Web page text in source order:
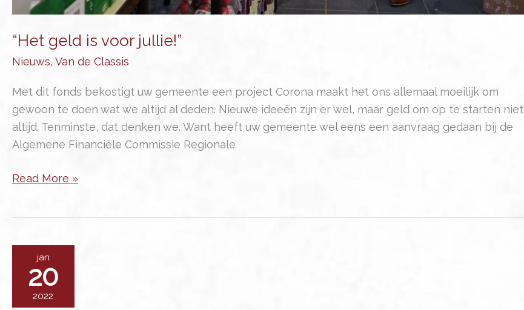
“Het geld is voor jullie!”
Nieuws, Van de Classis
Met dit fonds bekostigt uw gemeente een project Corona maakt het ons allemaal moeilijk om
gewoon te doen wat we altijd al deden. Nieuwe ideeën zijn er wel, maar geld om op te starten niet
altijd. Tenminste, dat denken we. Want heeft uw gemeente wel eens een aanvraag gedaan bij de
Algemene Financiële Commissie Regionale
“Het
jullie!”
Read More »
jan
20
2022